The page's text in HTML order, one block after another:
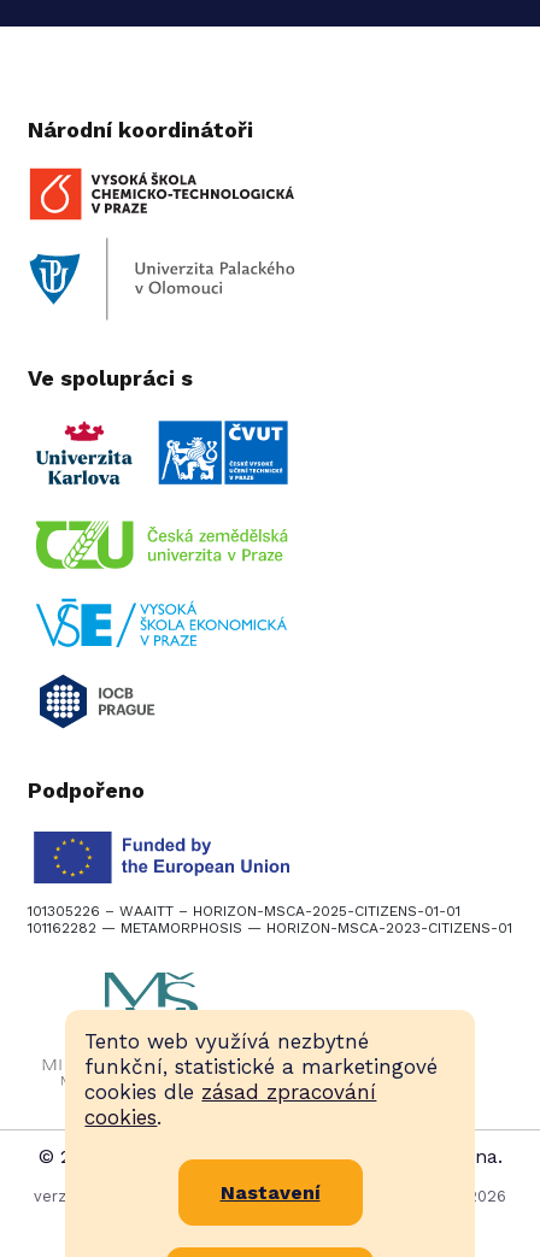
Tento web využívá nezbytné
funkční, statistické a marketingové
cookies dle zásad zpracování
cookies.
Nastavení
Národní koordinátoři
Ve spolupráci s
Podpořeno
101305226 – WAAITT – HORIZON-MSCA-2025-CITIZENS-01-01
101162282 — METAMORPHOSIS — HORIZON-MSCA-2023-CITIZENS-01
© 2015–2026, Noc vědy, všechna práva vyhrazena.
verze: 1.0.0-date.20260806094915-z0G5XUjq, data: 8. 8. 2026
12:30